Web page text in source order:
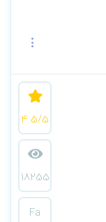
4.5/5
18255
Fa